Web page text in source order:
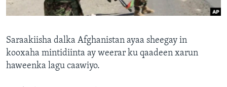
FAAQIDAADDA TODDOBAADKA
Saraakiisha dalka Afghanistan ayaa sheegay in
kooxaha mintidiinta ay weerar ku qaadeen xarun
haweenka lagu caawiyo.